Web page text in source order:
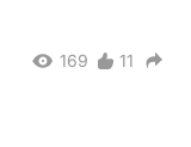
169 11